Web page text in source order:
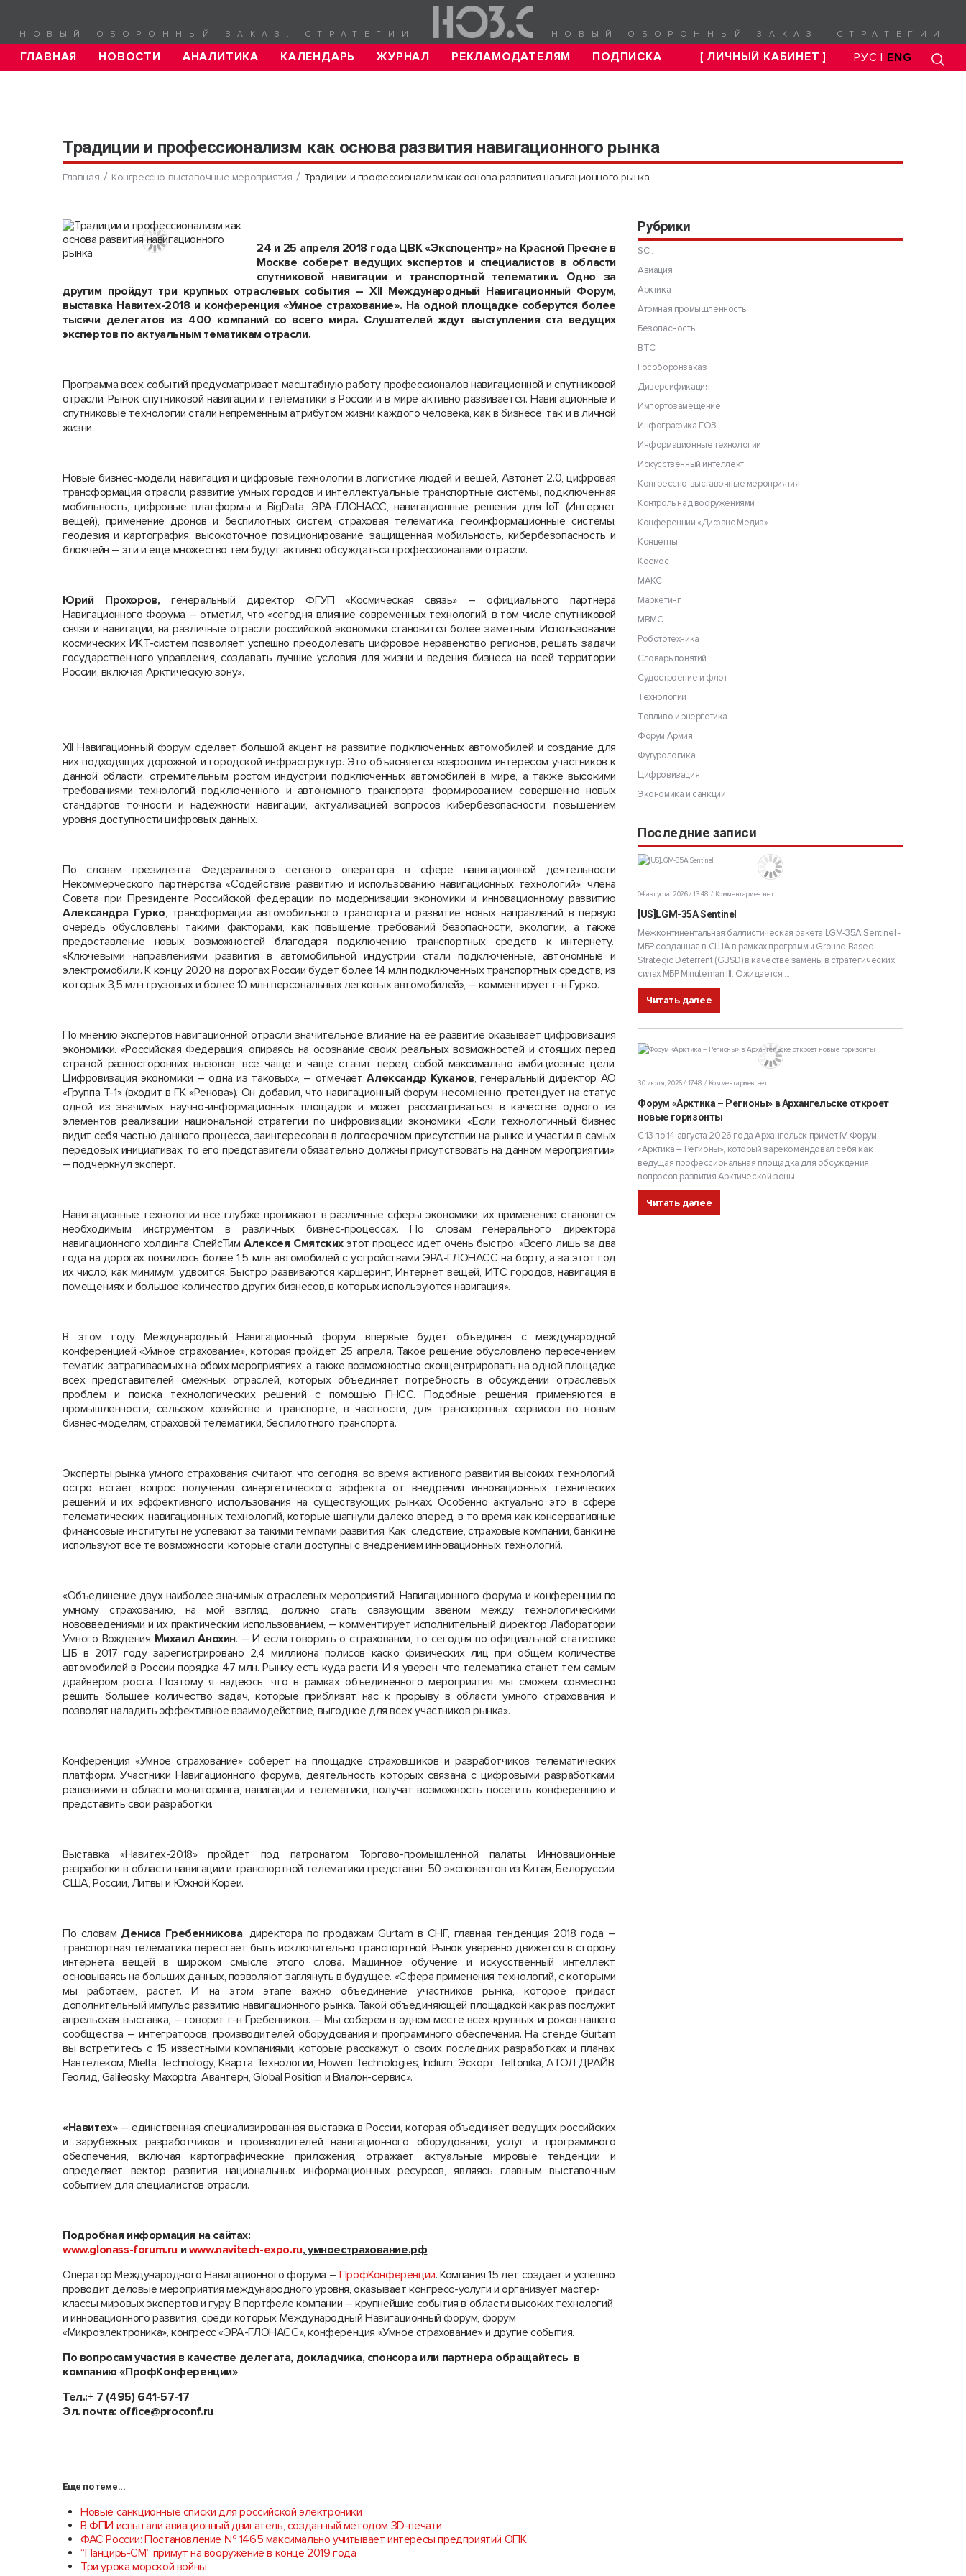
НОВЫЙ ОБОРОННЫЙ ЗАКАЗ. СТРАТЕГИИ НОВЫЙ ОБОРОННЫЙ ЗАКАЗ. СТРАТЕГИИ
ГЛАВНАЯ НОВОСТИ АНАЛИТИКА КАЛЕНДАРЬ ЖУРНАЛ РЕКЛАМОДАТЕЛЯМ ПОДПИСКА [ ЛИЧНЫЙ КАБИНЕТ ] РУС | ENG
Традиции и профессионализм как основа развития навигационного рынка
Главная Конгрессно-выставочные мероприятия Традиции и профессионализм как основа развития навигационного рынка
24 и 25 апреля 2018 года ЦВК «Экспоцентр» на Красной Пресне в
Москве соберет ведущих экспертов и специалистов в области
спутниковой навигации и транспортной телематики. Одно за
другим пройдут три крупных отраслевых события – XII Международный Навигационный Форум,
выставка Навитех-2018 и конференция «Умное страхование». На одной площадке соберутся более
тысячи делегатов из 400 компаний со всего мира. Слушателей ждут выступления ста ведущих
экспертов по актуальным тематикам отрасли.
Программа всех событий предусматривает масштабную работу профессионалов навигационной и спутниковой
отрасли. Рынок спутниковой навигации и телематики в России и в мире активно развивается. Навигационные и
спутниковые технологии стали непременным атрибутом жизни каждого человека, как в бизнесе, так и в личной
жизни.
Новые бизнес-модели, навигация и цифровые технологии в логистике людей и вещей, Автонет 2.0, цифровая
трансформация отрасли, развитие умных городов и интеллектуальные транспортные системы, подключенная
мобильность, цифровые платформы и BigData, ЭРА-ГЛОНАСС, навигационные решения для IoT (Интернет
вещей), применение дронов и беспилотных систем, страховая телематика, геоинформационные системы,
геодезия и картография, высокоточное позиционирование, защищенная мобильность, кибербезопасность и
блокчейн – эти и еще множество тем будут активно обсуждаться профессионалами отрасли.
Юрий Прохоров, генеральный директор ФГУП «Космическая связь» – официального партнера
Навигационного Форума – отметил, что «сегодня влияние современных технологий, в том числе спутниковой
связи и навигации, на различные отрасли российской экономики становится более заметным. Использование
космических ИКТ-систем позволяет успешно преодолевать цифровое неравенство регионов, решать задачи
государственного управления, создавать лучшие условия для жизни и ведения бизнеса на всей территории
России, включая Арктическую зону».
XII Навигационный форум сделает большой акцент на развитие подключенных автомобилей и создание для
них подходящих дорожной и городской инфраструктур. Это объясняется возросшим интересом участников к
данной области, стремительным ростом индустрии подключенных автомобилей в мире, а также высокими
требованиями технологий подключенного и автономного транспорта: формированием совершенно новых
стандартов точности и надежности навигации, актуализацией вопросов кибербезопасности, повышением
уровня доступности цифровых данных.
По словам президента Федерального сетевого оператора в сфере навигационной деятельности
Некоммерческого партнерства «Содействие развитию и использованию навигационных технологий», члена
Совета при Президенте Российской федерации по модернизации экономики и инновационному развитию
Александра Гурко, трансформация автомобильного транспорта и развитие новых направлений в первую
очередь обусловлены такими факторами, как повышение требований безопасности, экологии, а также
предоставление новых возможностей благодаря подключению транспортных средств к интернету.
«Ключевыми направлениями развития в автомобильной индустрии стали подключенные, автономные и
электромобили. К концу 2020 на дорогах России будет более 14 млн подключенных транспортных средств, из
которых 3,5 млн грузовых и более 10 млн персональных легковых автомобилей», – комментирует г-н Гурко.
По мнению экспертов навигационной отрасли значительное влияние на ее развитие оказывает цифровизация
экономики. «Российская Федерация, опираясь на осознание своих реальных возможностей и стоящих перед
страной разносторонних вызовов, все чаще и чаще ставит перед собой максимально амбициозные цели.
Цифровизация экономики – одна из таковых», – отмечаетАлександр Куканов, генеральный директор АО
«Группа Т-1» (входит в ГК «Ренова»). Он добавил, что навигационный форум, несомненно, претендует на статус
одной из значимых научно-информационных площадок и может рассматриваться в качестве одного из
элементов реализации национальной стратегии по цифровизации экономики. «Если технологичный бизнес
видит себя частью данного процесса, заинтересован в долгосрочном присутствии на рынке и участии в самых
передовых инициативах, то его представители обязательно должны присутствовать на данном мероприятии»,
– подчеркнул эксперт.
Навигационные технологии все глубже проникают в различные сферы экономики, их применение становится
необходимым инструментом в различных бизнес-процессах. По словам генерального директора
навигационного холдинга СпейсТимАлексея Смятскихэтот процесс идет очень быстро: «Всего лишь за два
года на дорогах появилось более 1,5 млн автомобилей с устройствами ЭРА-ГЛОНАСС на борту, а за этот год
их число, как минимум, удвоится. Быстро развиваются каршеринг, Интернет вещей, ИТС городов, навигация в
помещениях и большое количество других бизнесов, в которых используются навигация».
В этом году Международный Навигационный форум впервые будет объединен с международной
конференцией «Умное страхование», которая пройдет 25 апреля. Такое решение обусловлено пересечением
тематик, затрагиваемых на обоих мероприятиях, а также возможностью сконцентрировать на одной площадке
всех представителей смежных отраслей, которых объединяет потребность в обсуждении отраслевых
проблем и поиска технологических решений с помощью ГНСС. Подобные решения применяются в
промышленности, сельском хозяйстве и транспорте, в частности, для транспортных сервисов по новым
бизнес-моделям, страховой телематики, беспилотного транспорта.
Эксперты рынка умного страхования считают, что сегодня, во время активного развития высоких технологий,
остро встает вопрос получения синергетического эффекта от внедрения инновационных технических
решений и их эффективного использования на существующих рынках. Особенно актуально это в сфере
телематических, навигационных технологий, которые шагнули далеко вперед, в то время как консервативные
финансовые институты не успевают за такими темпами развития. Как следствие, страховые компании, банки не
используют все те возможности, которые стали доступны с внедрением инновационных технологий.
«Объединение двух наиболее значимых отраслевых мероприятий, Навигационного форума и конференции по
умному страхованию, на мой взгляд, должно стать связующим звеном между технологическими
нововведениями и их практическим использованием, – комментирует исполнительный директор Лаборатории
Умного Вождения Михаил Анохин. – И если говорить о страховании, то сегодня по официальной статистике
ЦБ в 2017 году зарегистрировано 2,4 миллиона полисов каско физических лиц при общем количестве
автомобилей в России порядка 47 млн. Рынку есть куда расти. И я уверен, что телематика станет тем самым
драйвером роста. Поэтому я надеюсь, что в рамках объединенного мероприятия мы сможем совместно
решить большее количество задач, которые приблизят нас к прорыву в области умного страхования и
позволят наладить эффективное взаимодействие, выгодное для всех участников рынка».
Конференция «Умное страхование» соберет на площадке страховщиков и разработчиков телематических
платформ. Участники Навигационного форума, деятельность которых связана с цифровыми разработками,
решениями в области мониторинга, навигации и телематики, получат возможность посетить конференцию и
представить свои разработки.
Выставка «Навитех-2018» пройдет под патронатом Торгово-промышленной палаты. Инновационные
разработки в области навигации и транспортной телематики представят 50 экспонентов из Китая, Белоруссии,
США, России, Литвы и Южной Кореи.
По словам Дениса Гребенникова, директора по продажам Gurtam в СНГ, главная тенденция 2018 года –
транспортная телематика перестает быть исключительно транспортной. Рынок уверенно движется в сторону
интернета вещей в широком смысле этого слова. Машинное обучение и искусственный интеллект,
основываясь на больших данных, позволяют заглянуть в будущее. «Сфера применения технологий, с которыми
мы работаем, растет. И на этом этапе важно объединение участников рынка, которое придаст
дополнительный импульс развитию навигационного рынка. Такой объединяющей площадкой как раз послужит
апрельская выставка, – говорит г-н Гребенников. – Мы соберем в одном месте всех крупных игроков нашего
сообщества – интеграторов, производителей оборудования и программного обеспечения. На стенде Gurtam
вы встретитесь с 15 известными компаниями, которые расскажут о своих последних разработках и планах:
Навтелеком, Mielta Technology, Кварта Технологии, Howen Technologies, Iridium, Эскорт, Teltonika, АТОЛ ДРАЙВ,
Геолид, Galileosky, Maxoptra, Авантерн, Global Position и Виалон-сервис».
«Навитех»– единственная специализированная выставка в России, которая объединяет ведущих российских
и зарубежных разработчиков и производителей навигационного оборудования, услуг и программного
обеспечения, включая картографические приложения, отражает актуальные мировые тенденции и
определяет вектор развития национальных информационных ресурсов, являясь главным выставочным
событием для специалистов отрасли.
Подробная информация на сайтах:
www.glonass-forum.ru и www.navitech-expo.ru, умноестрахование.рф
Оператор Международного Навигационного форума – ПрофКонференции. Компания 15 лет создает и успешно
проводит деловые мероприятия международного уровня, оказывает конгресс-услуги и организует мастер-
классы мировых экспертов и гуру. В портфеле компании – крупнейшие события в области высоких технологий
и инновационного развития, среди которых Международный Навигационный форум, форум
«Микроэлектроника», конгресс «ЭРА-ГЛОНАСС», конференция «Умное страхование» и другие события.
По вопросам участия в качестве делегата, докладчика, спонсора или партнера обращайтесь в
компанию «ПрофКонференции»
Тел.:+ 7 (495) 641-57-17
Эл. почта: office@proconf.ru
Еще по теме...
Новые санкционные списки для российской электроники
В ФПИ испытали авиационный двигатель, созданный методом 3D-печати
ФАС России: Постановление № 1465 максимально учитывает интересы предприятий ОПК
“Панцирь-СМ” примут на вооружение в конце 2019 года
Три урока морской войны
Рубрики
SCI.
Авиация
Арктика
Атомная промышленность
Безопасность
ВТС
Гособоронзаказ
Диверсификация
Импортозамещение
Инфографика ГОЗ
Информационные технологии
Искусственный интеллект
Конгрессно-выставочные мероприятия
Контроль над вооружениями
Конференции «Дифанс Медиа»
Концепты
Космос
МАКС
Маркетинг
МВМС
Робототехника
Словарь понятий
Судостроение и флот
Технологии
Топливо и энергетика
Форум Армия
Футурологика
Цифровизация
Экономика и санкции
Последние записи
04 августа, 2026 / 13:48 Комментариев нет
[US]LGM-35A Sentinel
Межконтинентальная баллистическая ракета LGM-35A Sentinel -
МБР созданная в США в рамках программы Ground Based
Strategic Deterrent (GBSD) в качестве замены в стратегических
силах МБР Minuteman III. Ожидается,...
Читать далее
30 июля, 2026 / 17:48 Комментариев нет
Форум «Арктика – Регионы» в Архангельске откроет
новые горизонты
С 13 по 14 августа 2026 года Архангельск примет IV Форум
«Арктика – Регионы», который зарекомендовал себя как
ведущая профессиональная площадка для обсуждения
вопросов развития Арктической зоны...
Читать далее